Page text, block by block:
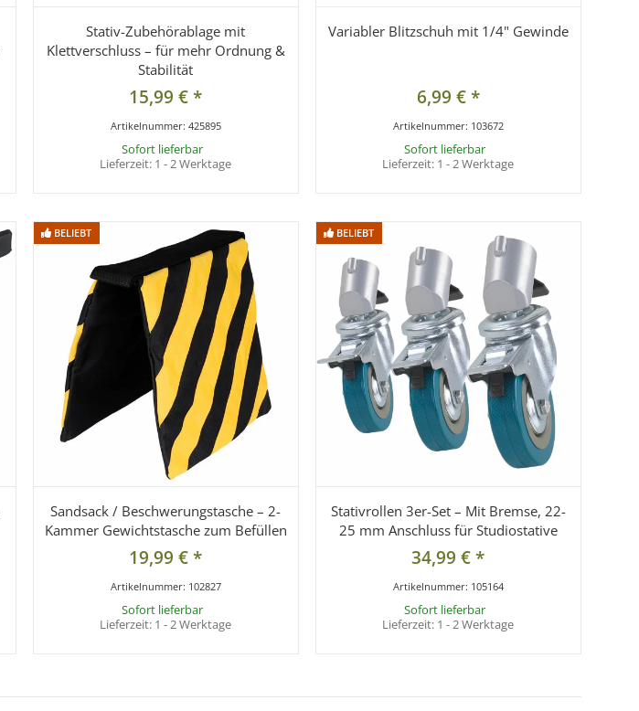
Stativ-Zubehörablage mit
Klettverschluss – für mehr Ordnung &
Stabilität
15,99 €*
Artikelnummer: 425895
Sofort lieferbar
Lieferzeit: 1 - 2 Werktage
Variabler Blitzschuh mit 1/4" Gewinde
6,99 €*
Artikelnummer: 103672
Sofort lieferbar
Lieferzeit: 1 - 2 Werktage
BELIEBT
BELIEBT
Sandsack / Beschwerungstasche – 2-
Kammer Gewichtstasche zum Befüllen
19,99 €*
Artikelnummer: 102827
Sofort lieferbar
Lieferzeit: 1 - 2 Werktage
BELIEBT
BELIEBT
Stativrollen 3er-Set – Mit Bremse, 22-
25 mm Anschluss für Studiostative
34,99 €*
Artikelnummer: 105164
Sofort lieferbar
Lieferzeit: 1 - 2 Werktage